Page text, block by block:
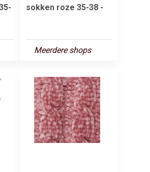
sokken roze 35-38 -
Meerdere shops